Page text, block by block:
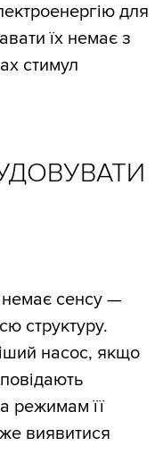
для
їх немає з
стимул
сенсу —
структуру.
насос, якщо
режимам її
виявитися